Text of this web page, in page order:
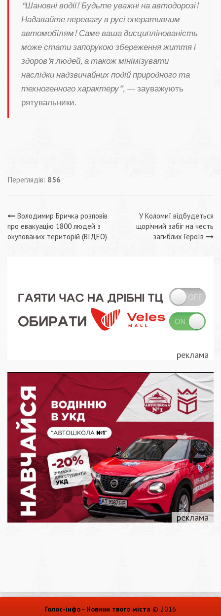
“Шановні водії! Будьте уважні на автодорозі!
Надавайте перевагу в русі оперативним
автомобілям! Саме ваша дисциплінованість
може стати запорукою збереження життя і
здоров’я людей, а також мінімізувати
наслідки надзвичайних подій природного та
техногенного характеру”, — зауважують
рятувальники.
Переглядів: 856
Навігація
записів
Володимир Бричка розповів
про евакуацію 1800 людей з
окупованих територій (ВІДЕО)
У Коломиї відбудеться
щорічний забіг на честь
загиблих Героїв
Голос-інфо - Новини твого міста © 2016